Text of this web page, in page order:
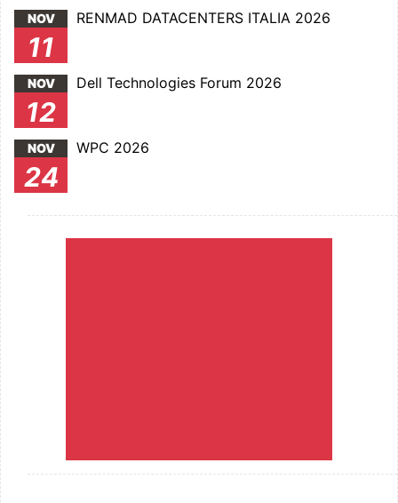
NOV
11
RENMAD DATACENTERS ITALIA 2026
NOV
12
Dell Technologies Forum 2026
NOV
24
WPC 2026